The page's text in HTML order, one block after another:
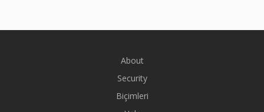
About
Security
Biçimleri